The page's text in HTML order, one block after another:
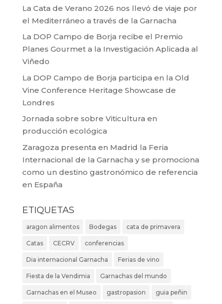
La Cata de Verano 2026 nos llevó de viaje por
el Mediterráneo a través de la Garnacha
La DOP Campo de Borja recibe el Premio
Planes Gourmet a la Investigación Aplicada al
Viñedo
La DOP Campo de Borja participa en la Old
Vine Conference Heritage Showcase de
Londres
Jornada sobre sobre Viticultura en
producción ecológica
Zaragoza presenta en Madrid la Feria
Internacional de la Garnacha y se promociona
como un destino gastronómico de referencia
en España
ETIQUETAS
aragon alimentos Bodegas cata de primavera
Catas CECRV conferencias
Dia internacional Garnacha Ferias de vino
Fiesta de la Vendimia Garnachas del mundo
Garnachas en el Museo gastropasion guia peñin